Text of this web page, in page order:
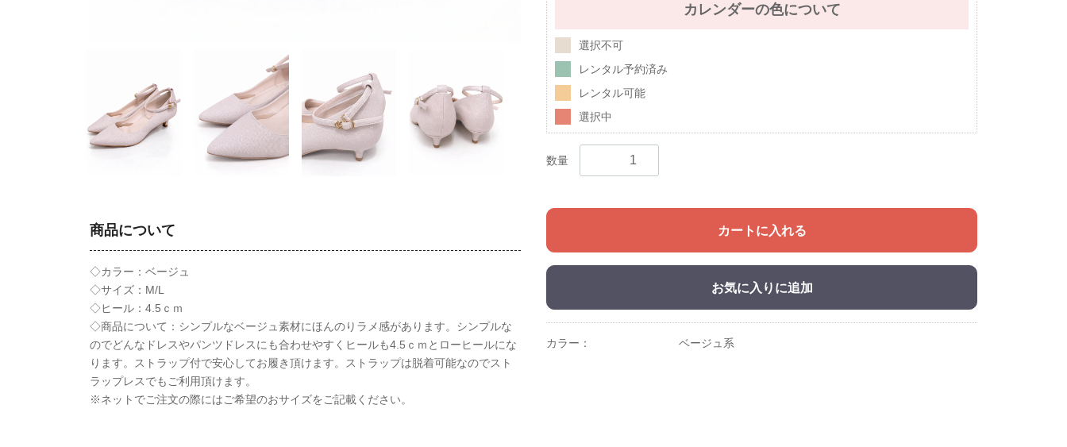
商品について
◇カラー：ベージュ
◇サイズ：M/L
◇ヒール：4.5ｃｍ
◇商品について：シンプルなベージュ素材にほんのりラメ感があります。シンプルな
のでどんなドレスやパンツドレスにも合わせやすくヒールも4.5ｃｍとローヒールにな
ります。ストラップ付で安心してお履き頂けます。ストラップは脱着可能なのでスト
ラップレスでもご利用頂けます。
※ネットでご注文の際にはご希望のおサイズをご記載ください。
カレンダーの色について
選択不可
レンタル予約済み
レンタル可能
選択中
数量
カートに入れる
お気に入りに追加
カラー： ベージュ系